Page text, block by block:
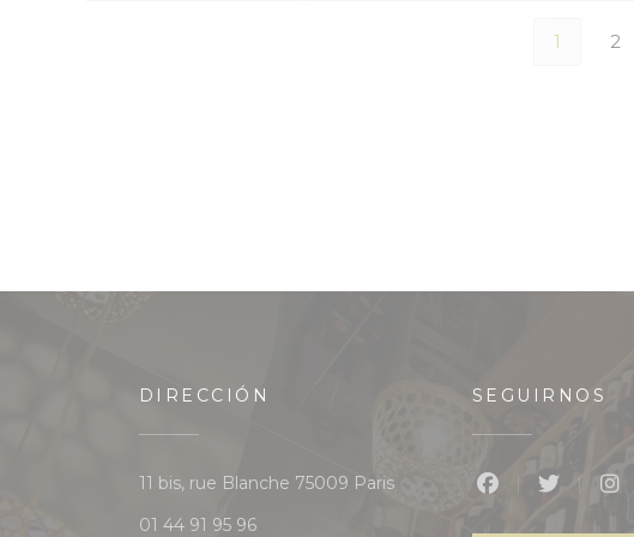
1 2
DIRECCIÓN
11 bis, rue Blanche 75009 Paris((abre en una nueva ventana))
01 44 91 95 96
SEGUIRNOS